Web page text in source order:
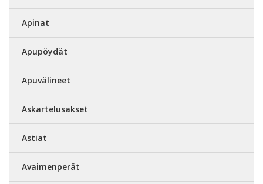
Apinat
Apupöydät
Apuvälineet
Askartelusakset
Astiat
Avaimenperät